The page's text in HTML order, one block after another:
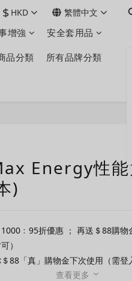
$ HKD 繁體中文
增強 安全套用品
品分類 所有品牌分類
Energy性能
)
折優惠 ； 再送＄88購物
）
88「真」購物金下次使用（需登
查看更多